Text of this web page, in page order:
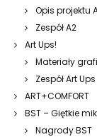
Opis projektu
Zespół A2
Art Ups!
Materiały
Zespół Art Ups
ART+COMFORT
BST – Giętkie
Nagrody BST